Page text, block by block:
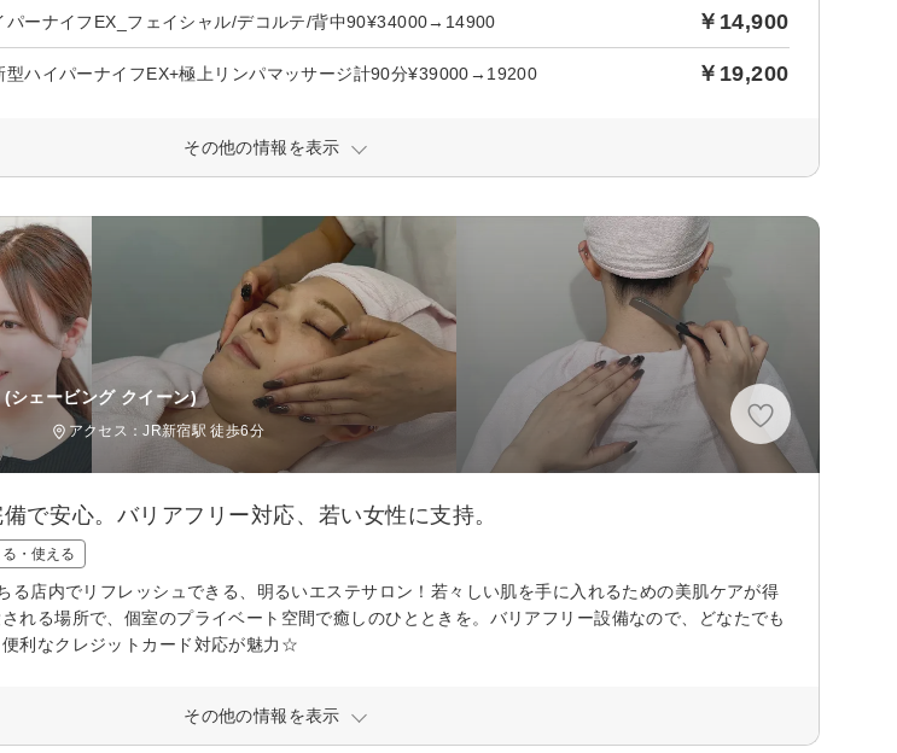
パーナイフEX_フェイシャル/デコルテ/背中90¥34000→14900 ￥14,900
型ハイパーナイフEX+極上リンパマッサージ計90分¥39000→19200 ￥19,200
その他の情報を表示
(シェービング クイーン)
アクセス：JR新宿駅 徒歩6分
で安心。バリアフリー対応、若い女性に支持。
・使える
る店内でリフレッシュできる、明るいエステサロン！若々しい肌を手に入れるための美肌ケアが得
れる場所で、個室のプライベート空間で癒しのひとときを。バリアフリー設備なので、どなたでも
利なクレジットカード対応が魅力☆
その他の情報を表示